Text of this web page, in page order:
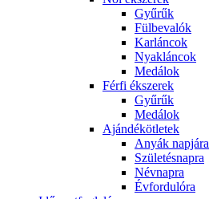
Gyűrűk
Fülbevalók
Karláncok
Nyakláncok
Medálok
Férfi ékszerek
Gyűrűk
Medálok
Ajándékötletek
Anyák napjára
Születésnapra
Névnapra
Évfordulóra